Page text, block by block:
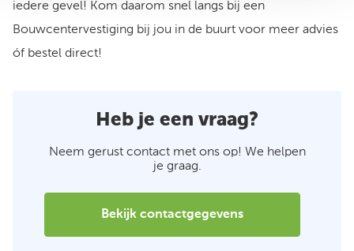
iedere gevel! Kom daarom snel langs bij een
Bouwcentervestiging bij jou in de buurt voor meer advies
óf bestel direct!
Heb je een vraag?
Neem gerust contact met ons op! We helpen
je graag.
Bekijk contactgegevens